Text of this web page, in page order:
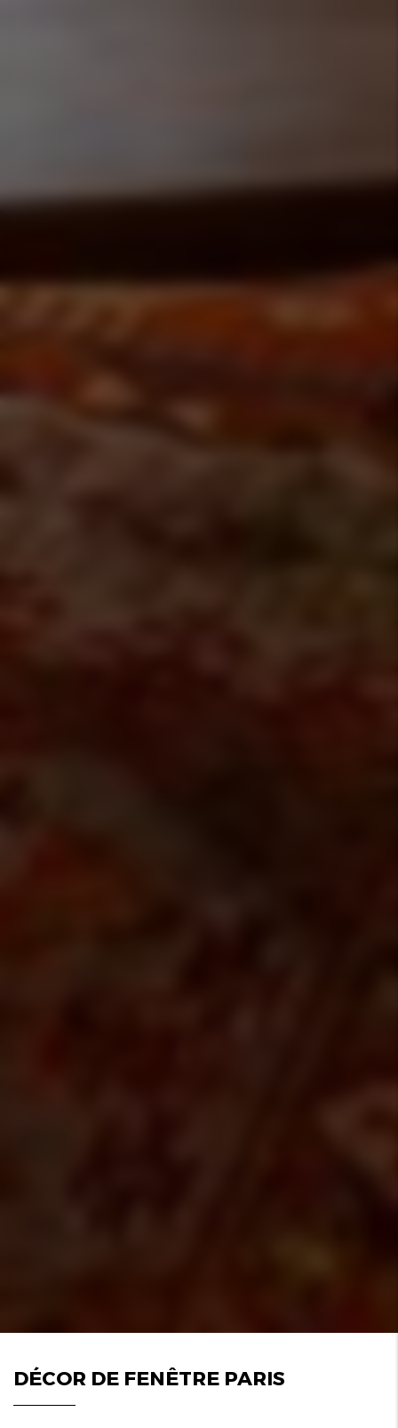
DÉCOR DE FENÊTRE PARIS